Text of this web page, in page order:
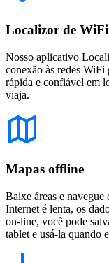
Localizor de WiFi
Nosso aplicativo
conexão às redes WiFi
rápida e confiável em
viaja.
Mapas offline
Baixe áreas e
Internet é lenta, os
on-line, você pode
tablet e usá-la quando